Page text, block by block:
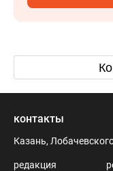
контакты
Казань,
редакция